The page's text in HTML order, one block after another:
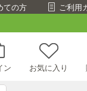
ての方 ご利用
ン お気に入り